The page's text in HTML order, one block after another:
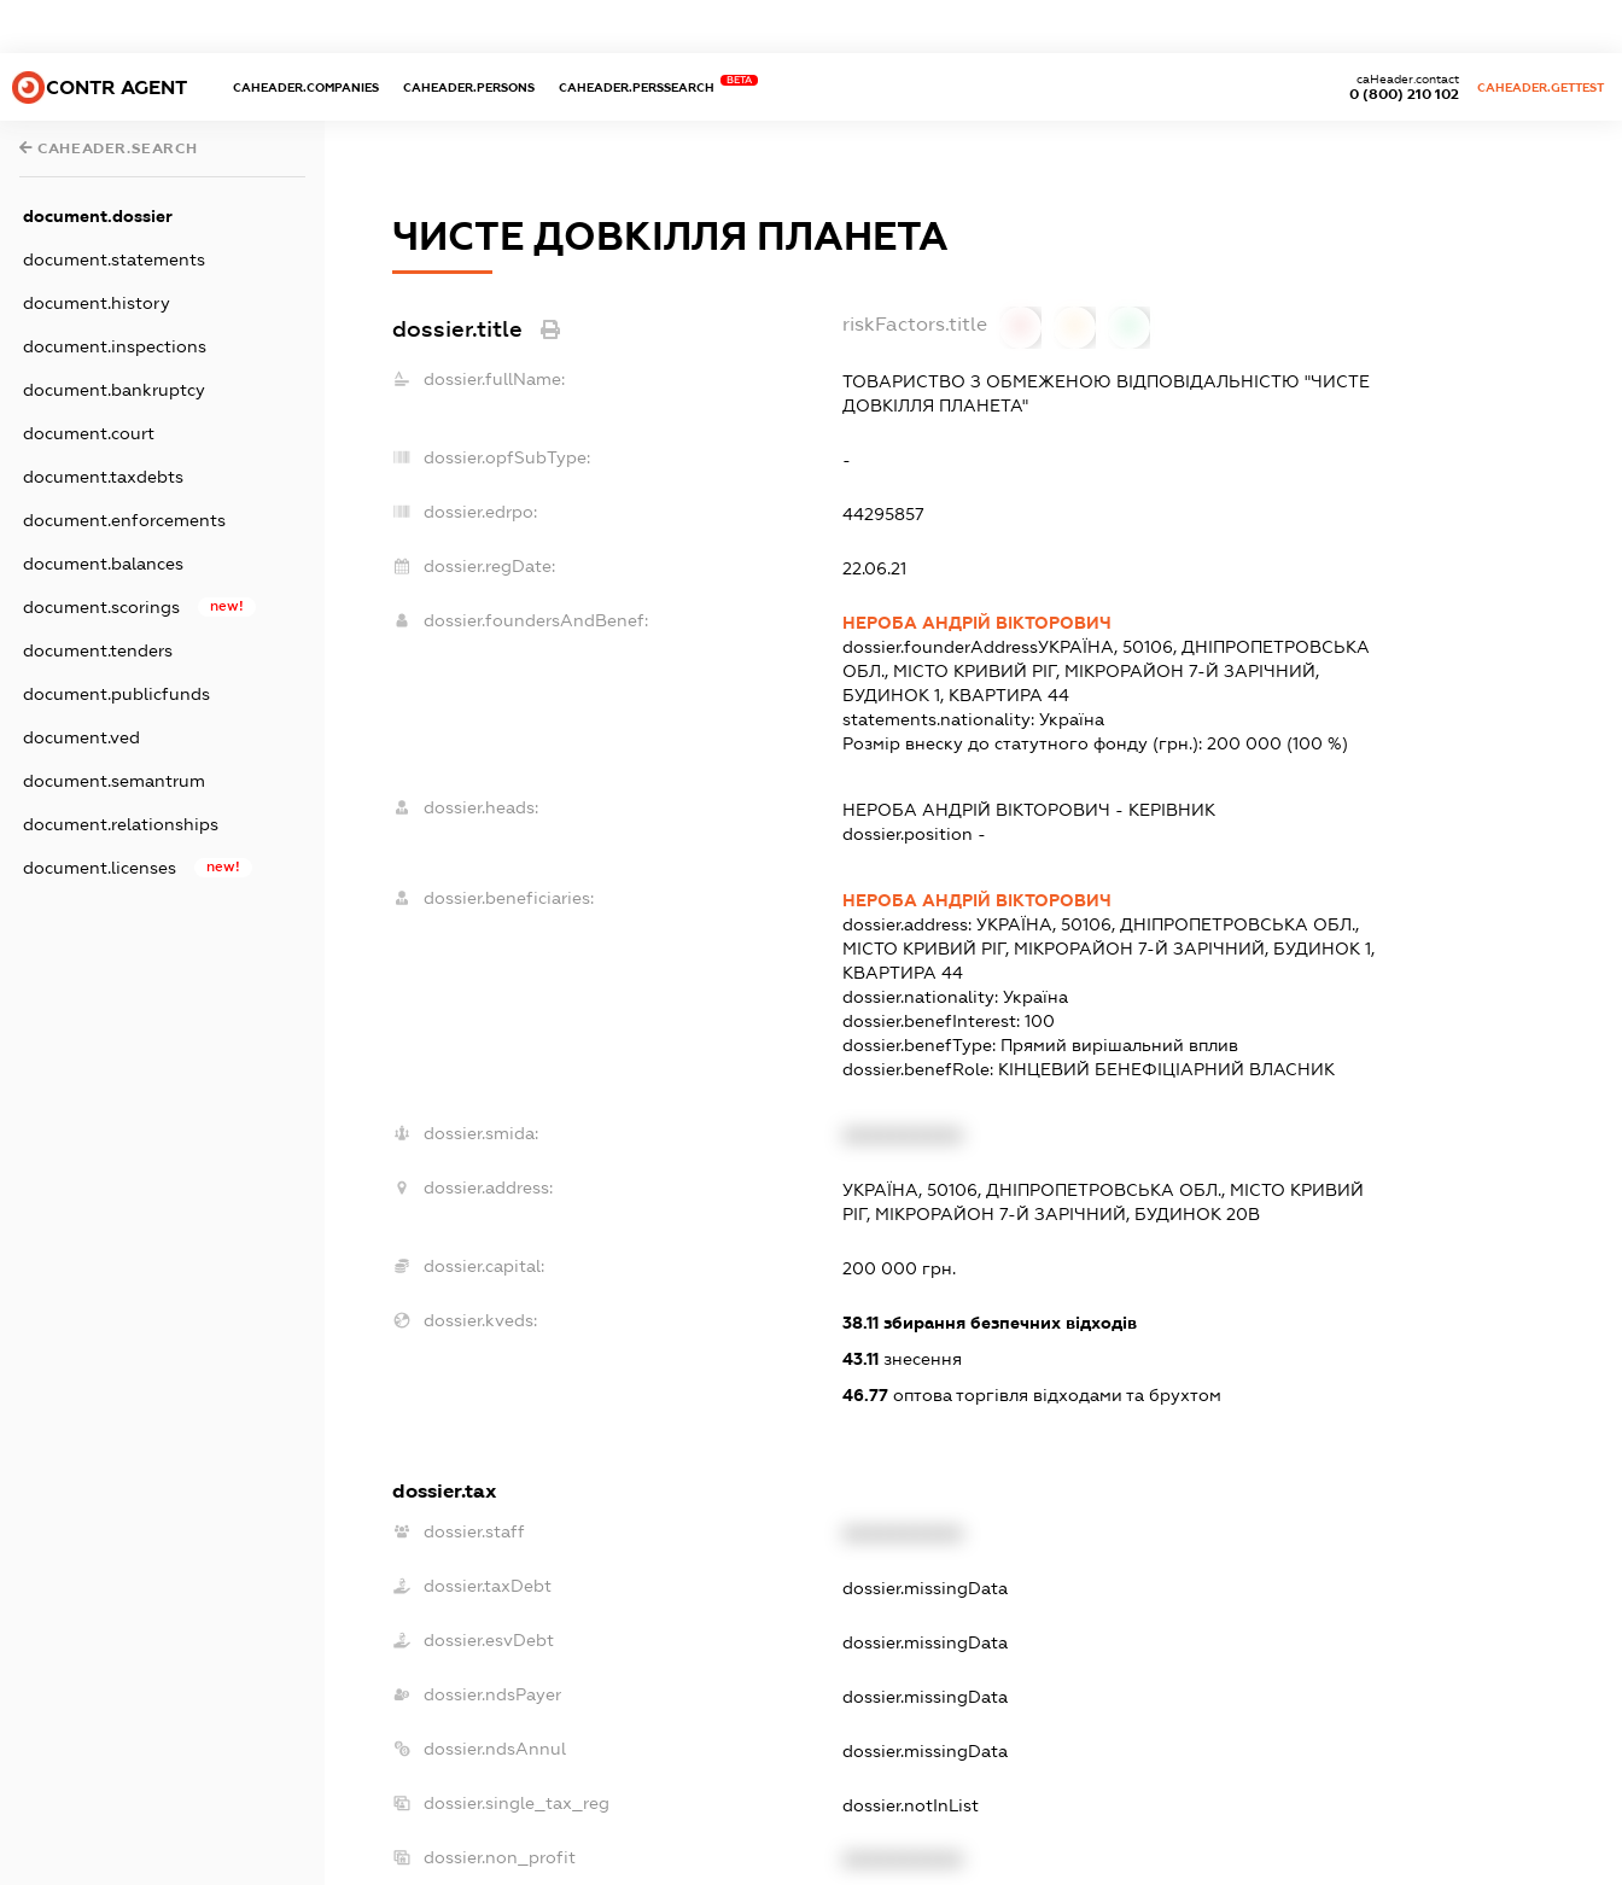
CONTR AGENT CAHEADER.COMPANIES CAHEADER.PERSONS CAHEADER.PERSSEARCH
BETA
0 (800) 210 102
caHeader.contact
CAHEADER.GETTEST
CAHEADER.SEARCH
document.dossier
document.statements
document.history
document.inspections
document.bankruptcy
document.court
document.taxdebts
document.enforcements
document.balances
document.scorings new!
document.tenders
document.publicfunds
document.ved
document.semantrum
document.relationships
document.licenses new!
ЧИСТЕ ДОВКІЛЛЯ ПЛАНЕТА
dossier.title riskFactors.title
dossier.fullName:
ТОВАРИСТВО З ОБМЕЖЕНОЮ ВІДПОВІДАЛЬНІСТЮ "ЧИСТЕ
ДОВКІЛЛЯ ПЛАНЕТА"
dossier.opfSubType: -
dossier.edrpo: 44295857
dossier.regDate: 22.06.21
dossier.foundersAndBenef:
НЕРОБА АНДРІЙ ВІКТОРОВИЧ
dossier.founderAddressУКРАЇНА, 50106, ДНІПРОПЕТРОВСЬКА
ОБЛ., МІСТО КРИВИЙ РІГ, МІКРОРАЙОН 7-Й ЗАРІЧНИЙ,
БУДИНОК 1, КВАРТИРА 44
statements.nationality: Україна
Розмір внеску до статутного фонду (грн.): 200 000 (100 %)
dossier.heads: НЕРОБА АНДРІЙ ВІКТОРОВИЧ - КЕРІВНИК
dossier.position -
dossier.beneficiaries:
НЕРОБА АНДРІЙ ВІКТОРОВИЧ
dossier.address: УКРАЇНА, 50106, ДНІПРОПЕТРОВСЬКА ОБЛ.,
МІСТО КРИВИЙ РІГ, МІКРОРАЙОН 7-Й ЗАРІЧНИЙ, БУДИНОК 1,
КВАРТИРА 44
dossier.nationality: Україна
dossier.benefInterest: 100
dossier.benefType: Прямий вирішальний вплив
dossier.benefRole: КІНЦЕВИЙ БЕНЕФІЦІАРНИЙ ВЛАСНИК
dossier.smida:
dossier.address:
УКРАЇНА, 50106, ДНІПРОПЕТРОВСЬКА ОБЛ., МІСТО КРИВИЙ
РІГ, МІКРОРАЙОН 7-Й ЗАРІЧНИЙ, БУДИНОК 20В
dossier.capital: 200 000 грн.
dossier.kveds: 38.11збирання безпечних відходів
43.11знесення
46.77оптова торгівля відходами та брухтом
dossier.tax
dossier.staff
dossier.taxDebt dossier.missingData
dossier.esvDebt dossier.missingData
dossier.ndsPayer dossier.missingData
dossier.ndsAnnul dossier.missingData
dossier.single_tax_reg dossier.notInList
dossier.non_profit